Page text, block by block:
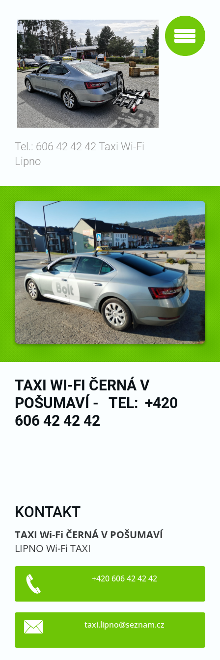
Tel.: 606 42 42 42 Taxi Wi-Fi
Lipno
TAXI WI-FI ČERNÁ V
POŠUMAVÍ - TEL: +420
606 42 42 42
KONTAKT
TAXI Wi-Fi ČERNÁ V POŠUMAVÍ
LIPNO Wi-Fi TAXI
+420 606 42 42 42
taxi.lipno@seznam.cz